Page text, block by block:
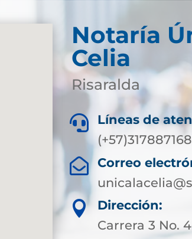
Notaría
Celia
Risaralda

Líneas de

Correo

Dirección:
Carrera 3 No.